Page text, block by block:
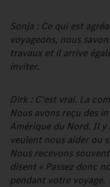
Sonja : Ce qui est
voyageons, nous
travaux et il arrive
inviter.
Dirk : C'est vrai. La
Nous avons reçu des
Amérique du Nord. Il
veulent nous aider ou
Nous recevons
disent « Passez donc
pendant votre voyage.